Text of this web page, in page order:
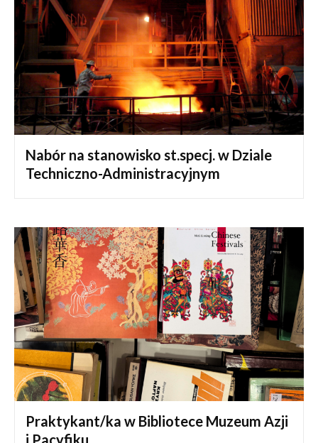
Nabór na stanowisko st.specj. w Dziale
Techniczno-Administracyjnym
Praktykant/ka w Bibliotece Muzeum Azji
i Pacyfiku